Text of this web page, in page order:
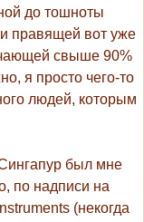
до тошноты
правящей вот уже
свыше 90%
я просто чего-то
людей, которым
был мне
по надписи на
(некогда